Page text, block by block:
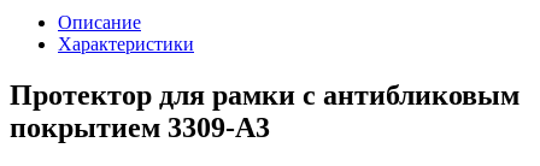
Описание
Характеристики
Протектор для рамки с антибликовым
покрытием 3309-A3